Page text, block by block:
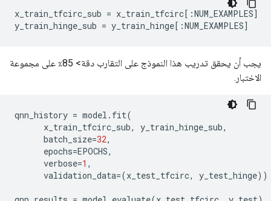
x_train_tfcirc_sub = x_train_tfcirc[:NUM_EXAMPLES]
y_train_hinge_sub = y_train_hinge[:NUM_EXAMPLES]
يجب أن يحقق تدريب هذا النموذج على التقارب دقة> 85٪ على مجموعة
الاختبار.
qnn_history = model . fit(
x_train_tfcirc_sub, y_train_hinge_sub,
batch_size=32,
epochs=EPOCHS,
verbose=1 ,
validation_data=(x_test_tfcirc, y_test_hinge))